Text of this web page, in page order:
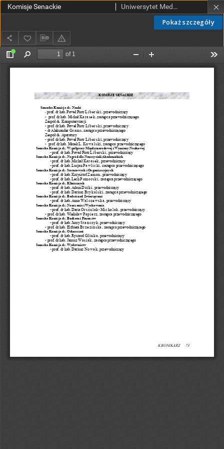
Pokaż szczegóły
Komisje Senackie Uniwersytet Medyczny w Łodzi